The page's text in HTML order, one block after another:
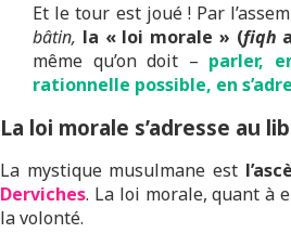
Et le tour est joué ! Par
bâtin, la « loi morale » (fiqh
même qu’on doit – parler,
rationnelle possible, en
La loi morale s’adresse au
La mystique musulmane est
Derviches. La loi morale, quant à
la volonté.